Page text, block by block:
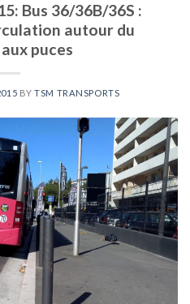
Bus 36/36B/36S :
autour du
puces
BYTSM TRANSPORTS